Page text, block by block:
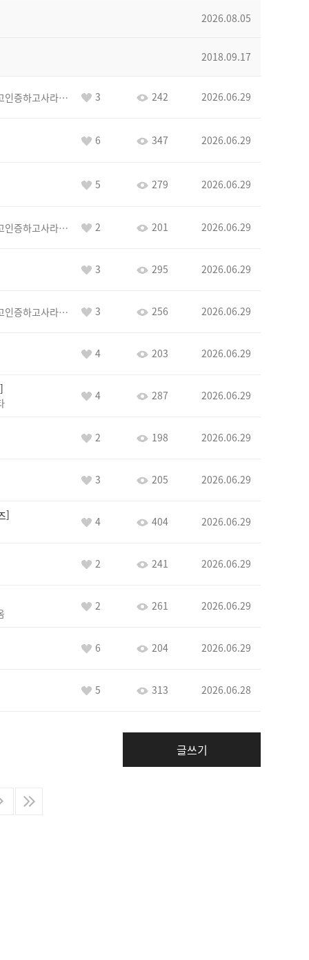
2026.08.05
2018.09.17
이커야삭제하고인증하고사라지거라 3 242 2026.06.29
6 347 2026.06.29
5 279 2026.06.29
이커야삭제하고인증하고사라지거라 2 201 2026.06.29
3 295 2026.06.29
이커야삭제하고인증하고사라지거라 3 256 2026.06.29
4 203 2026.06.29
4 287 2026.06.29
2 198 2026.06.29
3 205 2026.06.29
4 404 2026.06.29
2 241 2026.06.29
2 261 2026.06.29
6 204 2026.06.29
5 313 2026.06.28
글쓰기